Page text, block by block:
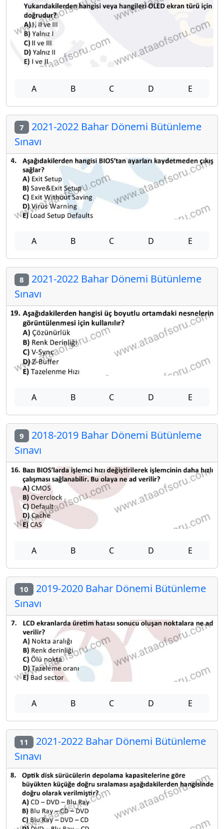
A B C D E
7 2021-2022 Bahar Dönemi Bütünleme
Sınavı
A B C D E
8 2021-2022 Bahar Dönemi Bütünleme
Sınavı
A B C D E
9 2018-2019 Bahar Dönemi Bütünleme
Sınavı
A B C D E
10 2019-2020 Bahar Dönemi Bütünleme
Sınavı
A B C D E
11 2021-2022 Bahar Dönemi Bütünleme
Sınavı